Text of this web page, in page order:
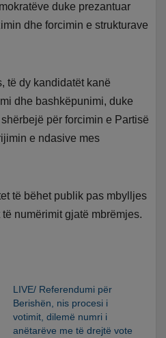
duke prezantuar
dhe forcimin e strukturave
të dy kandidatët kanë
dhe bashkëpunimi, duke
për forcimin e Partisë
e ndasive mes
të bëhet publik pas mbylljes
numërimit gjatë mbrëmjes.
LIVE/ Referendumi për
Berishën, nis procesi i
votimit, dilemë numri i
anëtarëve me të drejtë vote